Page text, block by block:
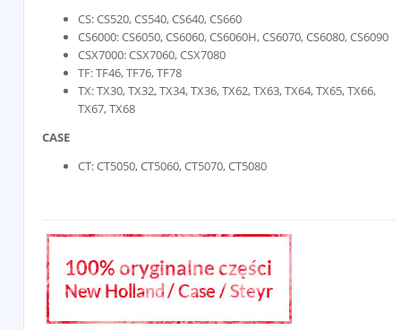
CS: CS520, CS540, CS640, CS660
CS6000: CS6050, CS6060, CS6060H, CS6070, CS6080, CS6090
CSX7000: CSX7060, CSX7080
TF: TF46, TF76, TF78
TX: TX30, TX32, TX34, TX36, TX62, TX63, TX64, TX65, TX66,
TX67, TX68
CASE
CT: CT5050, CT5060, CT5070, CT5080